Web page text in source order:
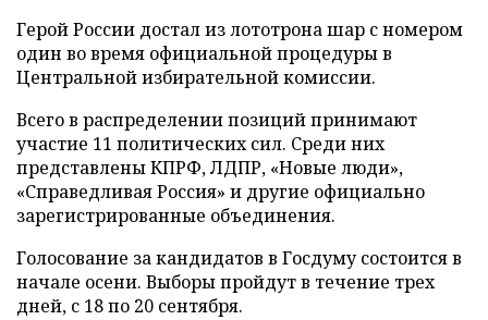
Герой России достал из лототрона шар с номером
один во время официальной процедуры в
Центральной избирательной комиссии.
Всего в распределении позиций принимают
участие 11 политических сил. Среди них
представлены КПРФ, ЛДПР, «Новые люди»,
«Справедливая Россия» и другие официально
зарегистрированные объединения.
Голосование за кандидатов в Госдуму состоится в
начале осени. Выборы пройдут в течение трех
дней, с 18 по 20 сентября.